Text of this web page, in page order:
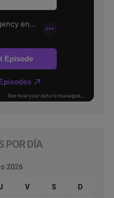
POR DÍA
2026
V S D